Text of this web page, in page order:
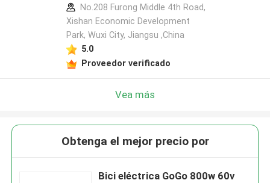
No.208 Furong Middle 4th Road,
Xishan Economic Development
Park, Wuxi City, Jiangsu ,China
5.0
Proveedor verificado
Vea más
Obtenga el mejor precio por
Bici eléctrica GoGo 800w 60v